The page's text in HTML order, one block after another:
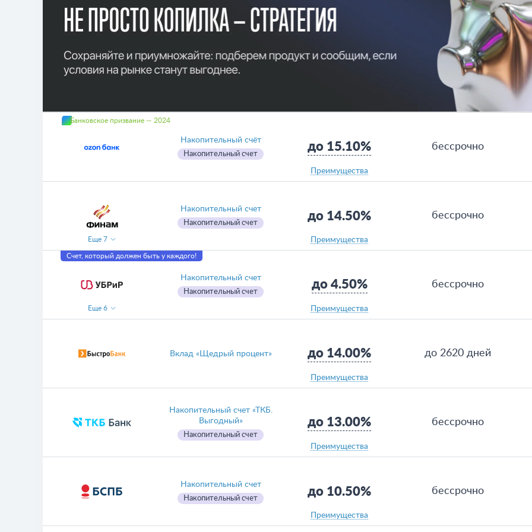
Банковское призвание — 2024
Накопительный счёт
Накопительный счет
до 15.10%
Преимущества
бессрочно
Накопительный счет
Накопительный счет
до 14.50%
Преимущества
бессрочно
Еще 7
Счет, который должен быть у каждого!
Накопительный счет
Накопительный счет
до 4.50%
Преимущества
бессрочно
Еще 6
Вклад «Щедрый процент» до 14.00%
Преимущества
до 2620 дней
Накопительный счет «ТКБ.
Выгодный»
Накопительный счет
до 13.00%
Преимущества
бессрочно
Накопительный счет
Накопительный счет
до 10.50%
Преимущества
бессрочно